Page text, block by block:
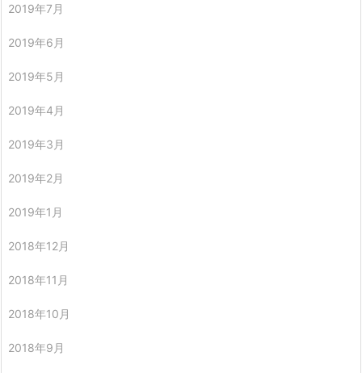
2019年7月
2019年6月
2019年5月
2019年4月
2019年3月
2019年2月
2019年1月
2018年12月
2018年11月
2018年10月
2018年9月